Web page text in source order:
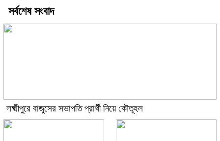
সর্বশেষ সংবাদ
লক্ষ্মীপুরে বাজুসের সভাপতি প্রার্থী নিয়ে কৌতূহল